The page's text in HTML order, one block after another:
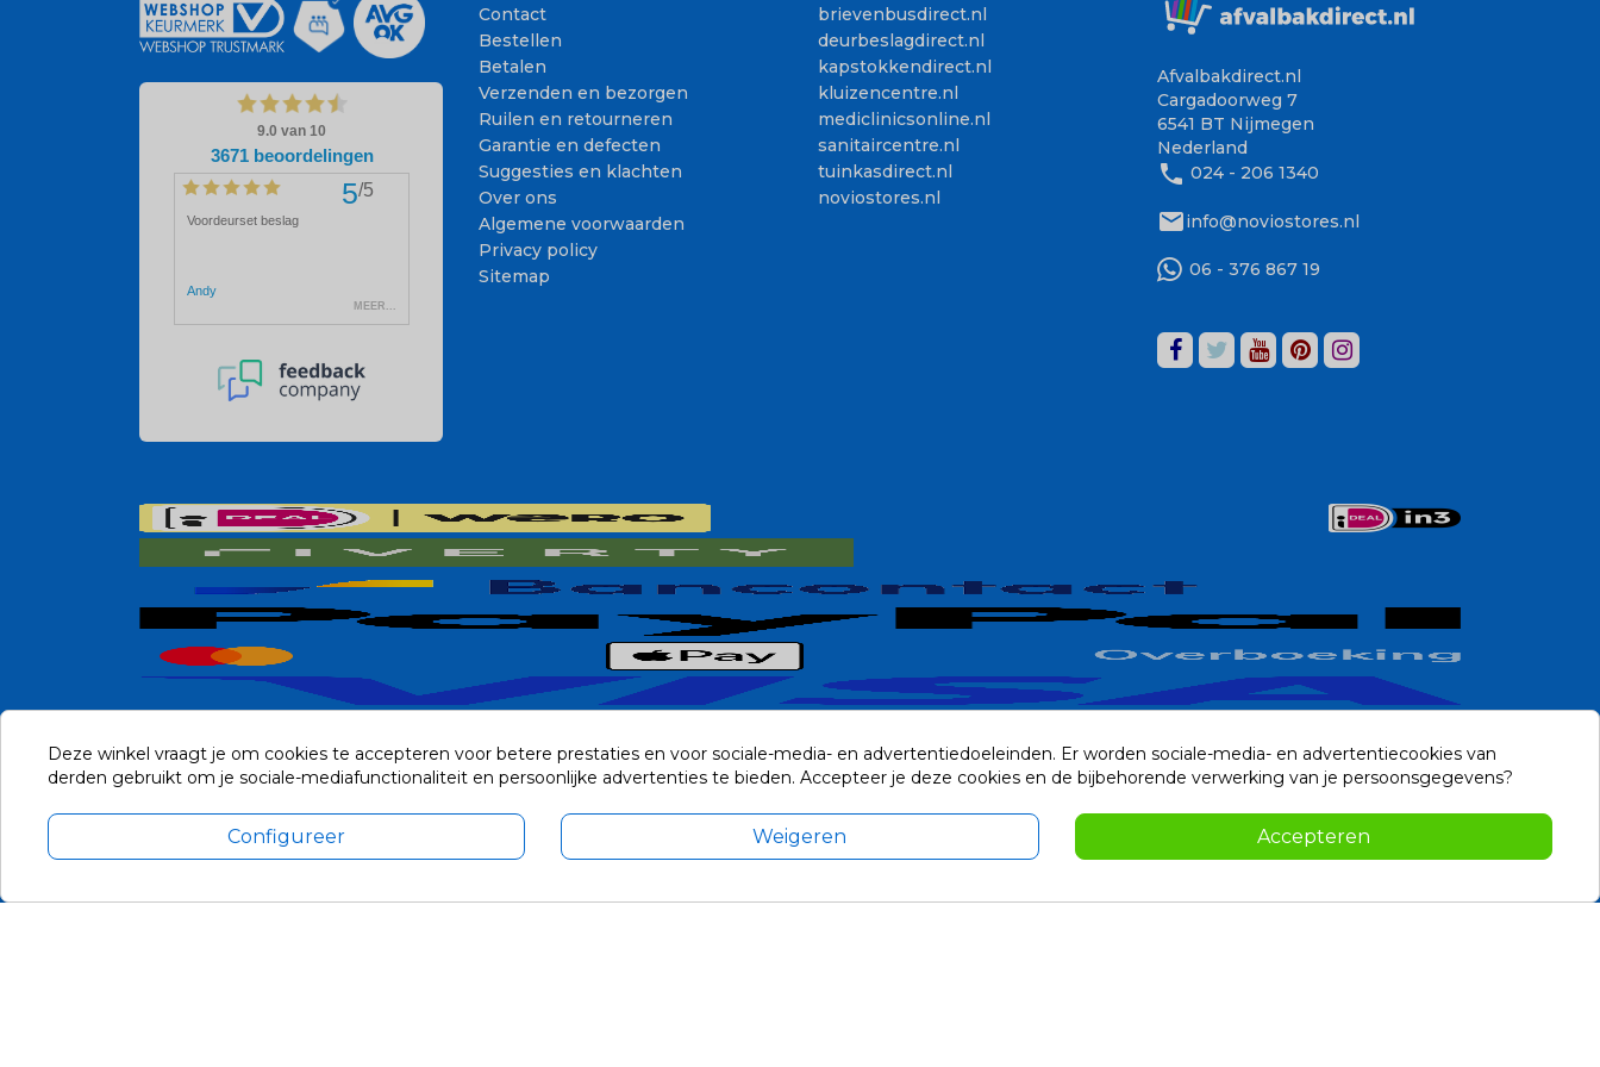
Contact
Bestellen
Betalen
Verzenden en bezorgen
Ruilen en retourneren
Garantie en defecten
Suggesties en klachten
Over ons
Algemene voorwaarden
Privacy policy
Sitemap
brievenbusdirect.nl
deurbeslagdirect.nl
kapstokkendirect.nl
kluizencentre.nl
mediclinicsonline.nl
sanitaircentre.nl
tuinkasdirect.nl
noviostores.nl
Afvalbakdirect.nl
Cargadoorweg 7
6541 BT Nijmegen
Nederland
phone 024 - 206 1340
mailinfo@noviostores.nl
06 - 376 867 19
Alle prijzen zijn in Euro, inclusief BTW en andere heffingen en exclusief eventuele verzendkosten.
© 2014-2026 Noviostores.nl. Alle rechten voorbehouden.
Deze winkel vraagt je om cookies te accepteren voor betere prestaties en voor sociale-media- en advertentiedoeleinden. Er worden sociale-media- en advertentiecookies van
derden gebruikt om je sociale-mediafunctionaliteit en persoonlijke advertenties te bieden. Accepteer je deze cookies en de bijbehorende verwerking van je persoonsgegevens?
Configureer Weigeren Accepteren